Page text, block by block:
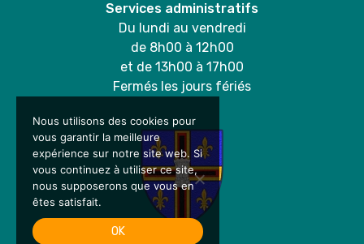
Services administratifs
Du lundi au vendredi
de 8h00 à 12h00
et de 13h00 à 17h00
Fermés les jours fériés
Nous utilisons des cookies pour
vous garantir la meilleure
expérience sur notre site web. Si
vous continuez à utiliser ce site,
nous supposerons que vous en
êtes satisfait.
OK